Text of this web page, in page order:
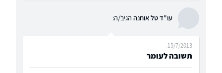
עו"ד טל אוחנה הגיב/ה:
תשובה לעומר
15/7/2013